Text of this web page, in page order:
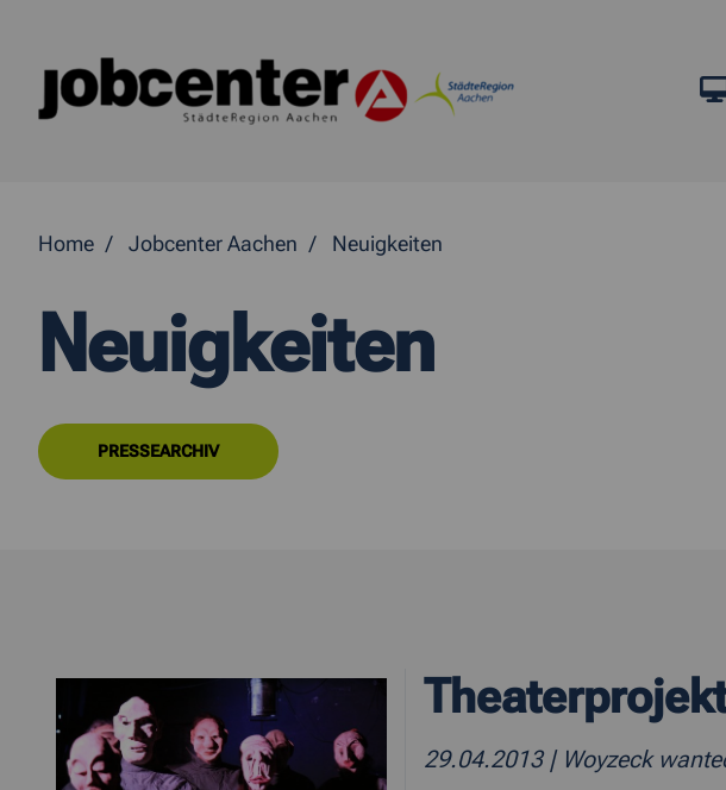
Home Jobcenter Aachen Neuigkeiten
Neuigkeiten
PRESSEARCHIV
29.04.2013 | Woyzeck